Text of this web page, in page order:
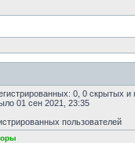
0, 0 скрытых
01 сен 2021, 23:35
пользователей